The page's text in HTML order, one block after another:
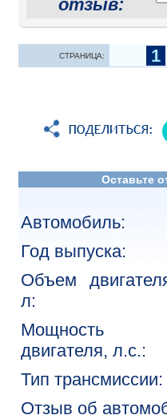
отзыв:
СТРАНИЦА: 1
Оставьте
Автомобиль:
Год выпуска:
Объем
л:
Мощность
двигателя, л.с.:
Тип трансмиссии:
Отзыв об